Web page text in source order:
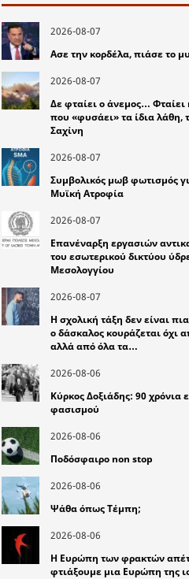
2026-08-07
Ασε την κορδέλα, πιάσε το
2026-08-07
Δε φταίει ο άνεμος… Φταίει
που «φυσάει» τα ίδια λάθη,
Σαχίνη
2026-08-07
Συμβολικός μωβ φωτισμός
Μυϊκή Ατροφία
2026-08-07
Επανέναρξη εργασιών
του εσωτερικού δικτύου
Μεσολογγίου
2026-08-07
Η σχολική τάξη δεν είναι
ο δάσκαλος κουράζεται όχι
αλλά από όλα τα…
2026-08-06
Κύρκος Δοξιάδης: 90 χρόνια
φασισμού
2026-08-06
Ποδόσφαιρο non stop
2026-08-06
Ψάθα όπως Τέμπη;
2026-08-06
Η Ευρώπη των φρακτών
φτιάξουμε μια Ευρώπη της